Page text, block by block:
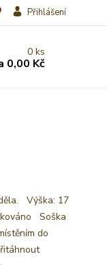
Přihlášení
0ks
0,00 Kč
Výška: 17
Soška
do